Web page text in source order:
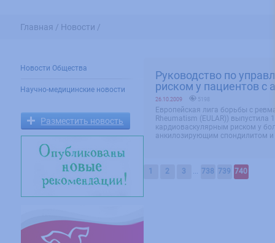
Главная / Новости /
Новости Общества
Научно-медицинские новости
Разместить новость
Руководство по
риском у пациентов с
26.10.2009 5198
Европейская лига борьбы с
Rheumatism (EULAR))
кардиоваскулярным риском у
анкилозирующим спондилитом
1 2 3 ... 738 739 740